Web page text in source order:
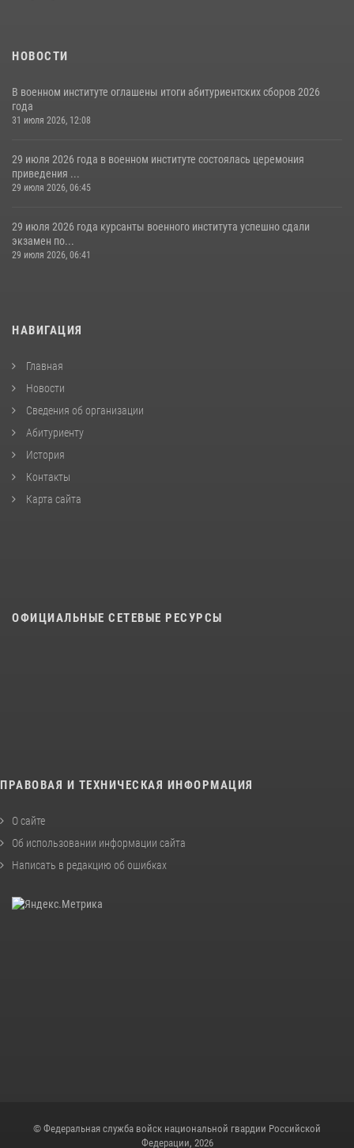
НОВОСТИ
В военном институте оглашены итоги абитуриентских сборов 2026
года
31 июля 2026, 12:08
29 июля 2026 года в военном институте состоялась церемония
приведения ...
29 июля 2026, 06:45
29 июля 2026 года курсанты военного института успешно сдали
экзамен по...
29 июля 2026, 06:41
НАВИГАЦИЯ
Главная
Новости
Сведения об организации
Абитуриенту
История
Контакты
Карта сайта
ОФИЦИАЛЬНЫЕ СЕТЕВЫЕ РЕСУРСЫ
ПРАВОВАЯ И ТЕХНИЧЕСКАЯ ИНФОРМАЦИЯ
О сайте
Об использовании информации сайта
Написать в редакцию об ошибках
© Федеральная служба войск национальной гвардии Российской
Федерации, 2026